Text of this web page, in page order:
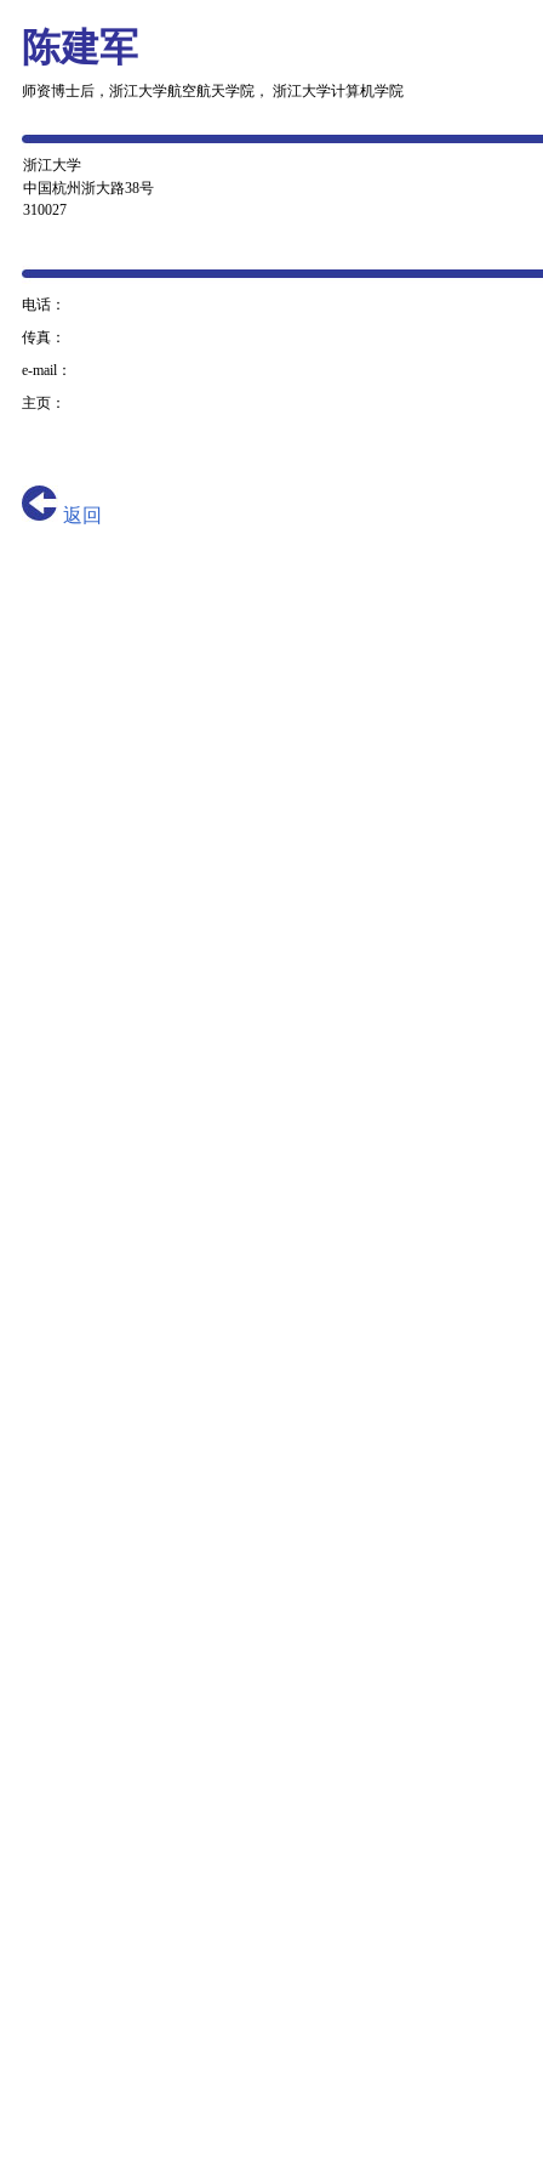
陈建军
师资博士后，浙江大学航空航天学院， 浙江大学计算机学院
浙江大学
中国杭州浙大路38号
310027
电话：
传真：
e-mail：
主页：
返回